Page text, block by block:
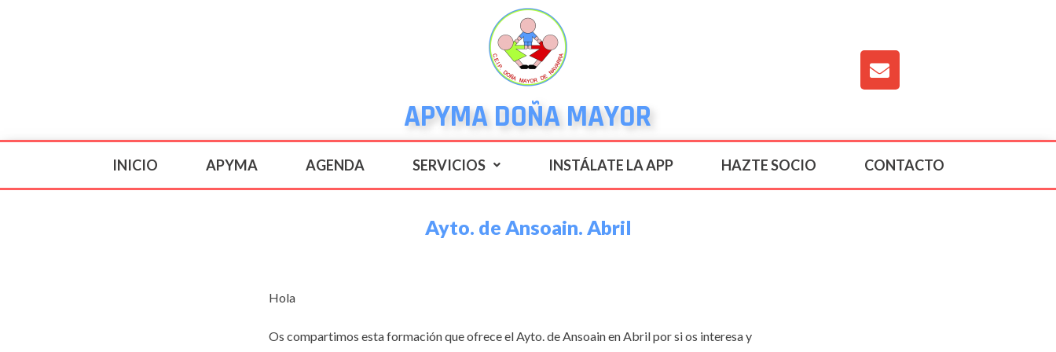
APYMA DOÑA MAYOR
INICIO APYMA AGENDA SERVICIOS INSTÁLATE LA APP HAZTE SOCIO CONTACTO
Ayto. de Ansoain. Abril
Hola
Os compartimos esta formación que ofrece el Ayto. de Ansoain en Abril por si os interesa y